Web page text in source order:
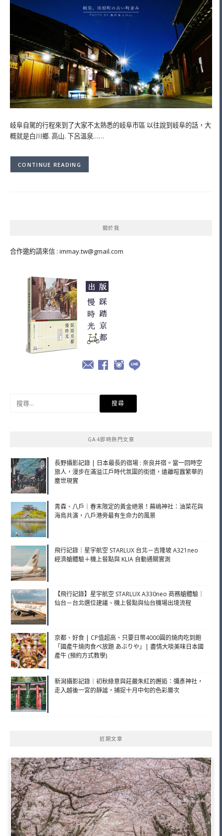
岐阜自駕的行程來到了大家不太熟悉的岐阜市區 以往說到岐阜的話，大
概就是白川鄉. 高山. 下呂溫泉……
CONTINUE READING
關於我
合作邀約請來信 : immay.tw@gmail.com
GA4即時熱門文章
長野攝影記錄 | 日本最長的宿場 : 奈良井宿。當一回時空
旅人，漫步在滿溢江戶時代氛圍的街道，遠離喧囂繁華的
塵世現實
青森、八戶｜春末限定的黃金絕景！蕪嶋神社：油菜花與
海鳥共演，八戶港旁最有生命力的風景
飛行記錄｜星宇航空 STARLUX 台北－吉隆坡 A321neo
經濟艙體驗＋機上餐點與 KLIA 自動通關實測
【飛行記錄】星宇航空 STARLUX A330neo 商務艙體驗｜
仙台－台北選位建議、機上餐點與仙台機場出境流程
京都、好食 | CP值超高、只要日幣4000圓的燒肉吃到飽
「國產牛燒肉食べ放題 あぶりや」| 盡情大啖美味日本國
產牛 (預約方式教學)
新潟攝影記錄｜初秋綠意與莊嚴朱紅的邂逅：彌彥神社，
走入越後一宮的靜謐，捕捉十月中旬的色彩層次
近期文章